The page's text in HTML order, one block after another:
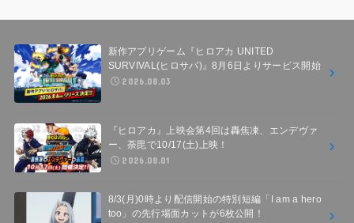
新作アプリゲーム『ヒロアカ UNITED
SURVIVAL(ヒロサバ)』8月6日よりサービス開始
2026.08.03
『ヒロアカ』上映会第4回は轟焦凍、エンデヴァ
ー、荼毘で10/17(土)上映！
2026.08.01
8/3(月)0時より配信開始の特別短編「I am a hero
too」の先行場面カットが6枚公開！